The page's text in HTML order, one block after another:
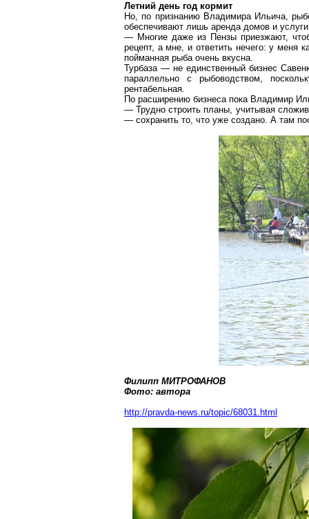
Летний день год кормит
Но, по признанию Владимира Ильича,
обеспечивают лишь аренда домов и
— Многие даже из Пензы приезжают,
рецепт, а мне, и ответить нечего: у меня
пойманная рыба очень вкусна.
Турбаза — не единственный бизнес
параллельно с рыбоводством,
рентабельная.
По расширению бизнеса пока Владимир
— Трудно строить планы, учитывая
— сохранить то, что уже создано. А там
Филипп МИТРОФАНОВ
Фото: автора
http://pravda-news.ru/topic/68031.html